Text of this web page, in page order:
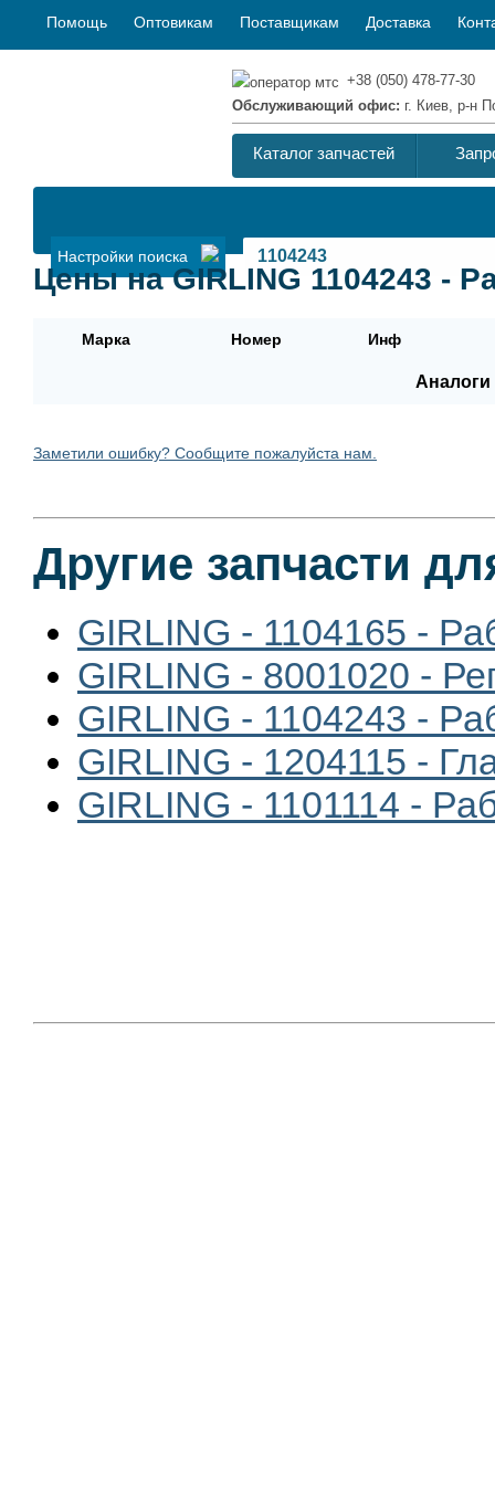
Помощь Оптовикам Поставщикам Доставка
+38 (050) 478-77-30
Обслуживающий офис: г. Киев, р-н
Каталог запчастей
Настройки поиска
Цены на GIRLING 1104243 -
Марка Номер Инф
Аналоги
Заметили ошибку? Сообщите пожалуйста нам.
Другие запчасти
GIRLING - 1104165 -
GIRLING - 8001020 -
GIRLING - 1104243 -
GIRLING - 1204115 -
GIRLING - 1101114 -